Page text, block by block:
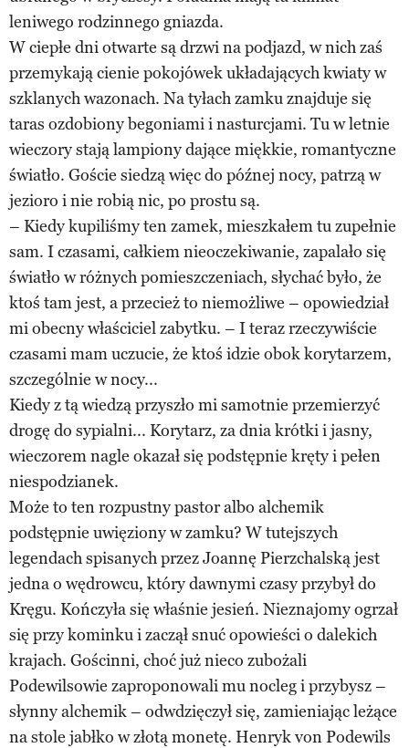
leniwego rodzinnego gniazda.
W ciepłe dni otwarte są drzwi na podjazd, w nich zaś
przemykają cienie pokojówek układających kwiaty w
szklanych wazonach. Na tyłach zamku znajduje się
taras ozdobiony begoniami i nasturcjami. Tu w letnie
wieczory stają lampiony dające miękkie, romantyczne
światło. Goście siedzą więc do późnej nocy, patrzą w
jezioro i nie robią nic, po prostu są.
– Kiedy kupiliśmy ten zamek, mieszkałem tu zupełnie
sam. I czasami, całkiem nieoczekiwanie, zapalało się
światło w różnych pomieszczeniach, słychać było, że
ktoś tam jest, a przecież to niemożliwe – opowiedział
mi obecny właściciel zabytku. – I teraz rzeczywiście
czasami mam uczucie, że ktoś idzie obok korytarzem,
szczególnie w nocy...
Kiedy z tą wiedzą przyszło mi samotnie przemierzyć
drogę do sypialni... Korytarz, za dnia krótki i jasny,
wieczorem nagle okazał się podstępnie kręty i pełen
niespodzianek.
Może to ten rozpustny pastor albo alchemik
podstępnie uwięziony w zamku? W tutejszych
legendach spisanych przez Joannę Pierzchalską jest
jedna o wędrowcu, który dawnymi czasy przybył do
Kręgu. Kończyła się właśnie jesień. Nieznajomy ogrzał
się przy kominku i zaczął snuć opowieści o dalekich
krajach. Gościnni, choć już nieco zubożali
Podewilsowie zaproponowali mu nocleg i przybysz –
słynny alchemik – odwdzięczył się, zamieniając leżące
na stole jabłko w złotą monetę. Henryk von Podewils